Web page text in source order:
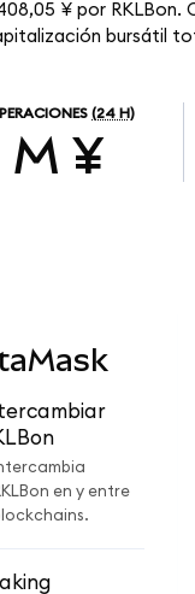
¥ por RKLBon.
bursátil
(24 H)
M ¥
en y entre